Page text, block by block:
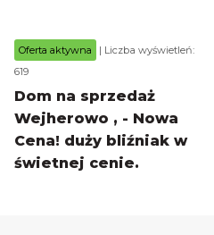
Oferta aktywna
| Liczba wyświetleń:
619
Dom na sprzedaż
Wejherowo , - Nowa
Cena! duży bliźniak w
świetnej cenie.